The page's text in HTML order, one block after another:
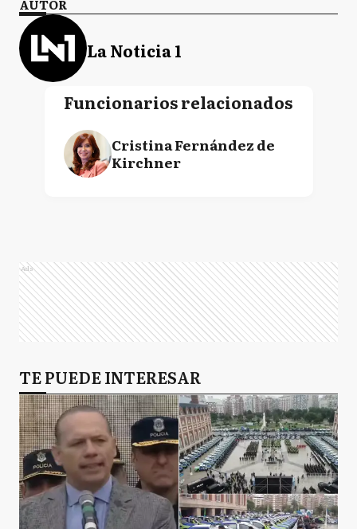
AUTOR
La Noticia 1
Funcionarios relacionados
Cristina Fernández de
Kirchner
Ads
TE PUEDE INTERESAR